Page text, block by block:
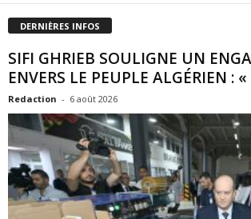
DERNIÈRES INFOS
SIFI GHRIEB SOULIGNE UN
ENVERS LE PEUPLE ALGÉRIEN : «
Redaction - 6 août 2026